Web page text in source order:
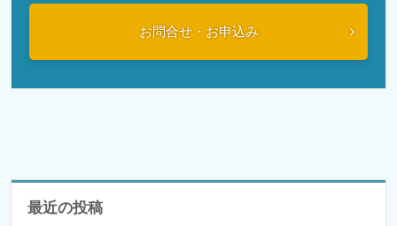
お問合せ・お申込み
最近の投稿